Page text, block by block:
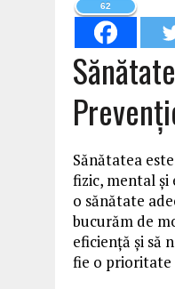
62
Sănătatea
fizic, mental și
o sănătate
bucurăm de
eficiență și să
fie o prioritate